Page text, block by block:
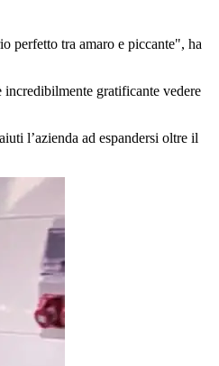
perfetto tra amaro e piccante", ha
gratificante vedere
l’azienda ad espandersi oltre il